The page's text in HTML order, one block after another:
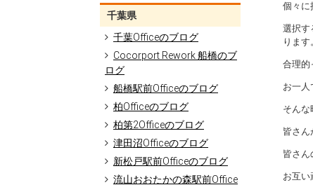
千葉県
千葉Officeのブログ
Cocorport Rework 船橋のブ
ログ
船橋駅前Officeのブログ
柏Officeのブログ
柏第2Officeのブログ
津田沼Officeのブログ
新松戸駅前Officeのブログ
流山おおたかの森駅前Office
個々に
選択す
ります
合理的
お一人
そんな
皆さん
皆さん
お互い